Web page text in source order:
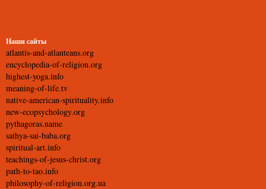
Наши сайты
atlantis-and-atlanteans.org
encyclopedia-of-religion.org
highest-yoga.info
meaning-of-life.tv
native-american-spirituality.info
new-ecopsychology.org
pythagoras.name
sathya-sai-baba.org
spiritual-art.info
teachings-of-jesus-christ.org
path-to-tao.info
philosophy-of-religion.org.ua